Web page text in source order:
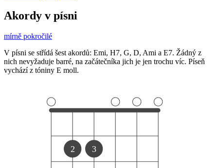
Akordy v písni
mírně pokročilé
V písni se střídá šest akordů: Emi, H7, G, D, Ami a E7. Žádný z
nich nevyžaduje barré, na začátečníka jich je jen trochu víc. Píseň
vychází z tóniny E moll.
2 3